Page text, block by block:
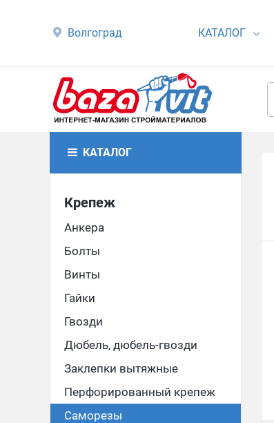
Волгоград КАТАЛОГ
КАТАЛОГ
Крепеж
Анкера
Болты
Винты
Гайки
Гвозди
Дюбель, дюбель-гвозди
Заклепки вытяжные
Перфорированный крепеж
Саморезы